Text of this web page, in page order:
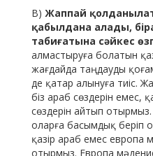
В) Жаппай
қабылдана алады,
табиғатына сәйкес
алмастыруға болатын
жағдайда таңдауды
де қатар алынуға тиіс.
біз араб сөздерін емес,
сөздерін айтып
оларға басымдық беріп
қазір араб емес европа
отырмыз. Европа